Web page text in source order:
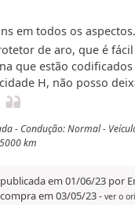
em todos os
de aro, que é
que estão
H, não posso
- Condução: Normal -
km
em 01/06/23 por
em 03/05/23- ver o